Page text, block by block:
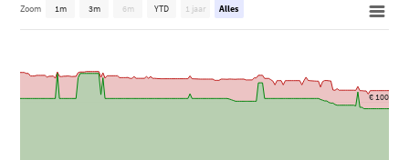
€ 100
Zoom 1m 3m 6m YTD 1 jaar Alles